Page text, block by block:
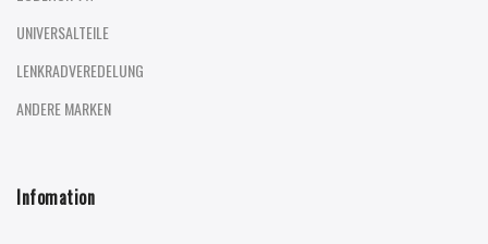
UNIVERSALTEILE
LENKRADVEREDELUNG
ANDERE MARKEN
Infomation